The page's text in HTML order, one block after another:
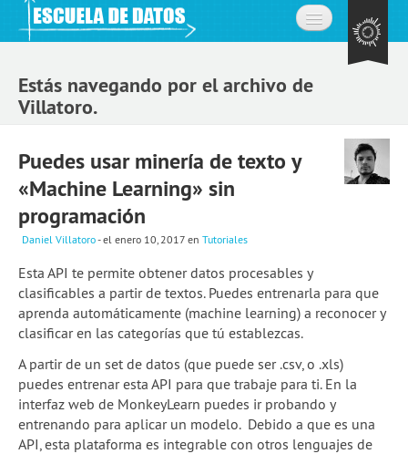
Acerca de
Preguntas frecuentes
Contacto
Aprende
Expedición de datos
Cursos
Explorando datos: la misión
Únete a la comunidad
2a temporada de webinars
Estás navegando por el archivo de
Villatoro.
Puedes usar minería de texto y
«Machine Learning» sin
programación
Daniel Villatoro- el enero 10, 2017 en Tutoriales
Esta API te permite obtener datos procesables y
clasificables a partir de textos. Puedes entrenarla para que
aprenda automáticamente (machine learning) a reconocer y
clasificar en las categorías que tú establezcas.
A partir de un set de datos (que puede ser .csv, o .xls)
puedes entrenar esta API para que trabaje para ti. En la
interfaz web de MonkeyLearn puedes ir probando y
entrenando para aplicar un modelo. Debido a que es una
API, esta plataforma es integrable con otros lenguajes de